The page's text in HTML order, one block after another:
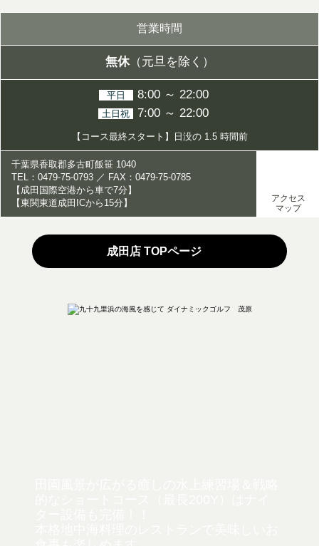
営業時間
無休（元旦を除く）
平日 8:00 ～ 22:00
土日祝 7:00 ～ 22:00
【コース最終スタート】日没の 1.5 時間前
千葉県香取郡多古町飯笹 1040
TEL：0479-75-0793 ／ FAX：0479-75-0785
【成田国際空港から車で7分】
【東関東道成田ICから15分】
アクセス
マップ
成田店 TOPページ